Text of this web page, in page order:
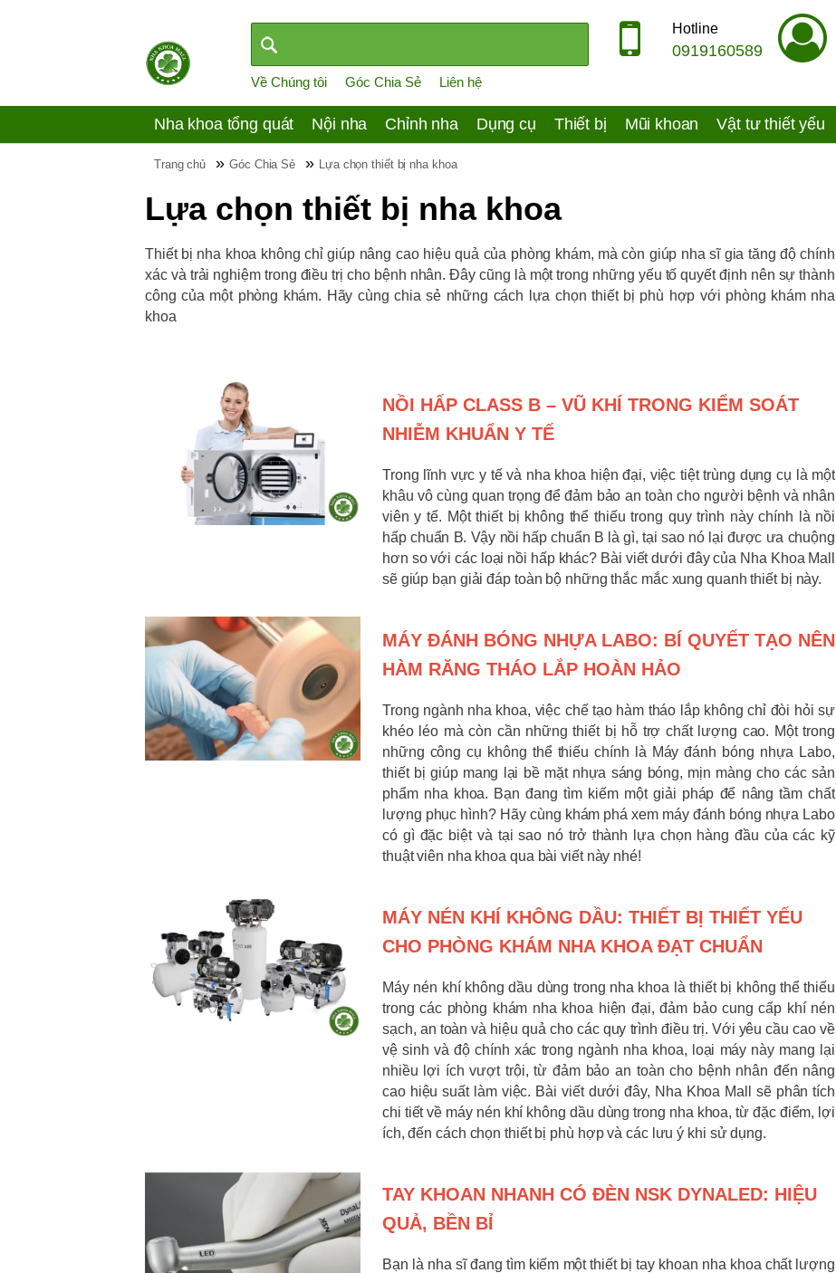
Về Chúng tôi Góc Chia Sẻ Liên hệ
Hotline
0919160589
Nha khoa tổng quát Nội nha Chỉnh nha Dụng cụ Thiết bị Mũi khoan Vật tư thiết yếu
Trang chủ »Góc Chia Sẻ » Lựa chọn thiết bị nha khoa
Lựa chọn thiết bị nha khoa
Thiết bị nha khoa không chỉ giúp nâng cao hiệu quả của phòng khám, mà còn giúp nha sĩ gia tăng độ chính
xác và trải nghiệm trong điều trị cho bệnh nhân. Đây cũng là một trong những yếu tố quyết định nên sự thành
công của một phòng khám. Hãy cùng chia sẻ những cách lựa chọn thiết bị phù hợp với phòng khám nha
khoa
NỒI HẤP CLASS B – VŨ KHÍ TRONG KIỂM SOÁT
NHIỄM KHUẨN Y TẾ
Trong lĩnh vực y tế và nha khoa hiện đại, việc tiệt trùng dụng cụ là một
khâu vô cùng quan trọng để đảm bảo an toàn cho người bệnh và nhân
viên y tế. Một thiết bị không thể thiếu trong quy trình này chính là nồi
hấp chuẩn B. Vậy nồi hấp chuẩn B là gì, tại sao nó lại được ưa chuộng
hơn so với các loại nồi hấp khác? Bài viết dưới đây của Nha Khoa Mall
sẽ giúp bạn giải đáp toàn bộ những thắc mắc xung quanh thiết bị này.
MÁY ĐÁNH BÓNG NHỰA LABO: BÍ QUYẾT TẠO NÊN
HÀM RĂNG THÁO LẮP HOÀN HẢO
Trong ngành nha khoa, việc chế tạo hàm tháo lắp không chỉ đòi hỏi sự
khéo léo mà còn cần những thiết bị hỗ trợ chất lượng cao. Một trong
những công cụ không thể thiếu chính là Máy đánh bóng nhựa Labo,
thiết bị giúp mang lại bề mặt nhựa sáng bóng, mịn màng cho các sản
phẩm nha khoa. Bạn đang tìm kiếm một giải pháp để nâng tầm chất
lượng phục hình? Hãy cùng khám phá xem máy đánh bóng nhựa Labo
có gì đặc biệt và tại sao nó trở thành lựa chọn hàng đầu của các kỹ
thuật viên nha khoa qua bài viết này nhé!
MÁY NÉN KHÍ KHÔNG DẦU: THIẾT BỊ THIẾT YẾU
CHO PHÒNG KHÁM NHA KHOA ĐẠT CHUẨN
Máy nén khí không dầu dùng trong nha khoa là thiết bị không thể thiếu
trong các phòng khám nha khoa hiện đại, đảm bảo cung cấp khí nén
sạch, an toàn và hiệu quả cho các quy trình điều trị. Với yêu cầu cao về
vệ sinh và độ chính xác trong ngành nha khoa, loại máy này mang lại
nhiều lợi ích vượt trội, từ đảm bảo an toàn cho bệnh nhân đến nâng
cao hiệu suất làm việc. Bài viết dưới đây, Nha Khoa Mall sẽ phân tích
chi tiết về máy nén khí không dầu dùng trong nha khoa, từ đặc điểm, lợi
ích, đến cách chọn thiết bị phù hợp và các lưu ý khi sử dụng.
TAY KHOAN NHANH CÓ ĐÈN NSK DYNALED: HIỆU
QUẢ, BỀN BỈ
Bạn là nha sĩ đang tìm kiếm một thiết bị tay khoan nha khoa chất lượng